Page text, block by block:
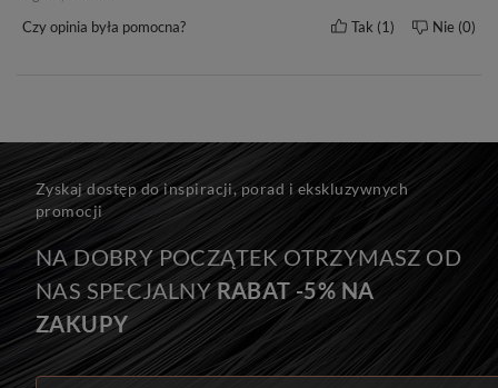
Czy opinia była pomocna?
Tak 1 Nie 0
Zyskaj dostęp do inspiracji, porad i ekskluzywnych
promocji
NA DOBRY POCZĄTEK OTRZYMASZ OD
NAS SPECJALNYRABAT -5% NA
ZAKUPY